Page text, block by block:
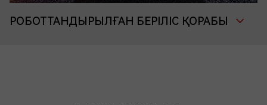
РОБОТТАНДЫРЫЛҒАН БЕРІЛІС ҚОРАБЫ